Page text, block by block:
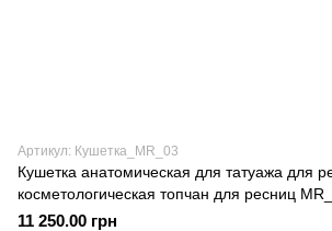
Артикул: Кушетка_MR_03
Кушетка анатомическая для татуажа для
косметологическая топчан для ресниц
11 250.00 грн